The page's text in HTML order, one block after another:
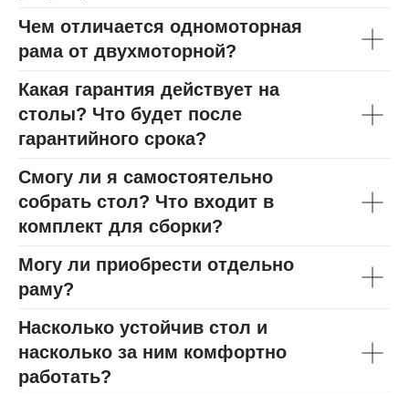
Чем отличается одномоторная
рама от двухмоторной?
Какая гарантия действует на
столы? Что будет после
гарантийного срока?
Смогу ли я самостоятельно
собрать стол? Что входит в
комплект для сборки?
Могу ли приобрести отдельно
раму?
Насколько устойчив стол и
насколько за ним комфортно
работать?